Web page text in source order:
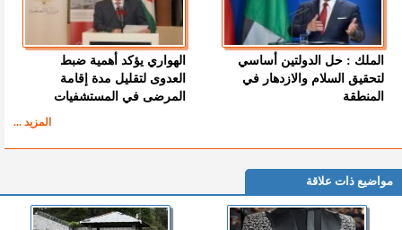
الملك : حل الدولتين أساسي
لتحقيق السلام والازدهار في
المنطقة
الهواري يؤكد أهمية ضبط
العدوى لتقليل مدة إقامة
المرضى في المستشفيات
المزيد ...
مواضيع ذات علاقة